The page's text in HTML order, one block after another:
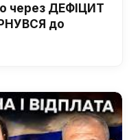
через ДЕФІЦИТ
до